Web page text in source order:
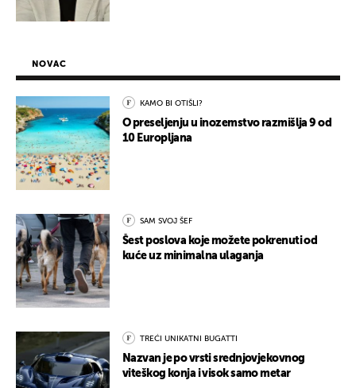
NOVAC
KAMO BI OTIŠLI?
O preseljenju u inozemstvo razmišlja 9 od
10 Europljana
SAM SVOJ ŠEF
Šest poslova koje možete pokrenuti od
kuće uz minimalna ulaganja
TREĆI UNIKATNI BUGATTI
Nazvan je po vrsti srednjovjekovnog
viteškog konja i visok samo metar